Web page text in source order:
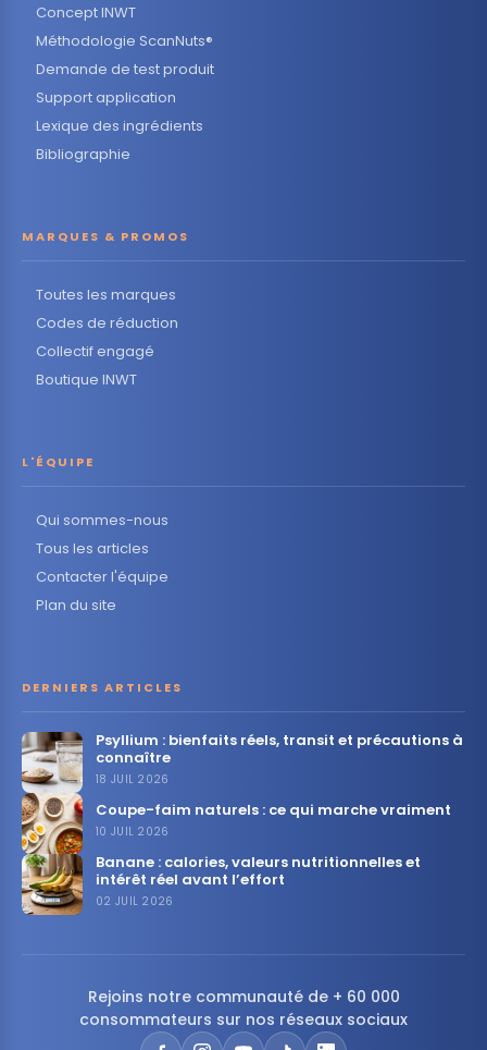
Concept INWT
Méthodologie ScanNuts®
Demande de test produit
Support application
Lexique des ingrédients
Bibliographie
MARQUES & PROMOS
Toutes les marques
Codes de réduction
Collectif engagé
Boutique INWT
L'ÉQUIPE
Qui sommes-nous
Tous les articles
Contacter l'équipe
Plan du site
DERNIERS ARTICLES
Psyllium : bienfaits réels, transit et précautions à
connaître
18 JUIL 2026
Coupe-faim naturels : ce qui marche vraiment
10 JUIL 2026
Banane : calories, valeurs nutritionnelles et
intérêt réel avant l’effort
02 JUIL 2026
Rejoins notre communauté de + 60 000
consommateurs sur nos réseaux sociaux